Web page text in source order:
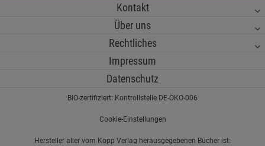
Kontakt
Über uns
Rechtliches
Impressum
Datenschutz
BIO-zertifiziert: Kontrollstelle DE-ÖKO-006
Cookie-Einstellungen
Hersteller aller vom Kopp Verlag herausgegebenen Bücher ist: